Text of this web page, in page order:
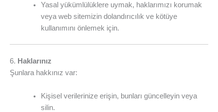
Yasal yükümlülüklere uymak, haklarımızı korumak
veya web sitemizin dolandırıcılık ve kötüye
kullanımını önlemek için.
6. Haklarınız
Şunlara hakkınız var:
Kişisel verilerinize erişin, bunları güncelleyin veya
silin.